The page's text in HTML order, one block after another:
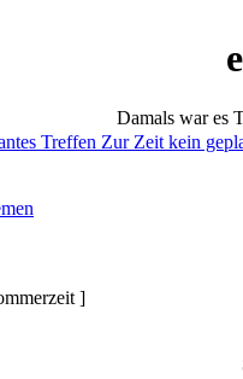
Damals war es
Zur Zeit kein
]